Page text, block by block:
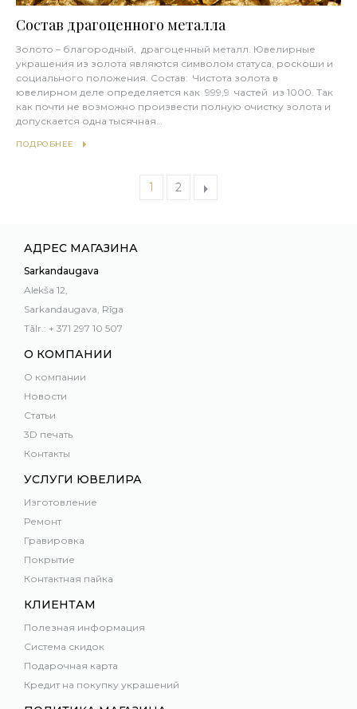
Состав драгоценного металла
Золото – благородный, драгоценный металл. Ювелирные
украшения из золота являются символом статуса, роскоши и
социального положения. Состав: Чистота золота в
ювелирном деле определяется как 999,9 частей из 1000. Так
как почти не возможно произвести полную очистку золота и
допускается одна тысячная…
ПОДРОБНЕЕ
1 2
АДРЕС МАГАЗИНА
Sarkandaugava
Alekša 12,
Sarkandaugava, Rīga
Tālr.: + 371 297 10 507
О КОМПАНИИ
О компании
Новости
Статьи
3D печать
Контакты
УСЛУГИ ЮВЕЛИРА
Изготовление
Ремонт
Гравировка
Покрытие
Контактная пайка
КЛИЕНТАМ
Полезная информация
Система скидок
Подарочная карта
Кредит на покупку украшений